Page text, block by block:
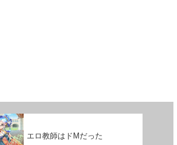
エロ教師はドMだった